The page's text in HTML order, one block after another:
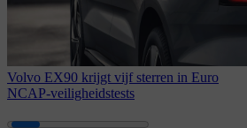
Volvo EX90 krijgt vijf sterren in Euro
NCAP-veiligheidstests